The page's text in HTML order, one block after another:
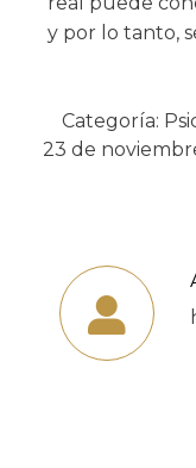
y por lo tanto,
Categoría:
23 de